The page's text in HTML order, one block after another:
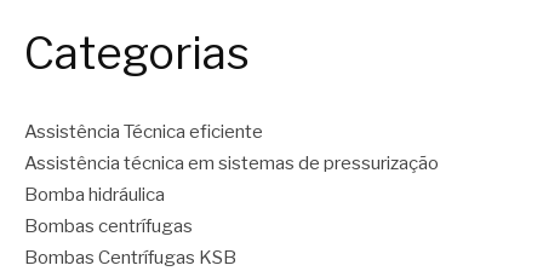
Categorias
Assistência Técnica eficiente
Assistência técnica em sistemas de pressurização
Bomba hidráulica
Bombas centrífugas
Bombas Centrífugas KSB